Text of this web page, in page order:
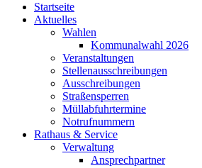
Startseite
Aktuelles
Wahlen
Kommunalwahl 2026
Veranstaltungen
Stellenausschreibungen
Ausschreibungen
Straßensperren
Müllabfuhrtermine
Notrufnummern
Rathaus & Service
Verwaltung
Ansprechpartner